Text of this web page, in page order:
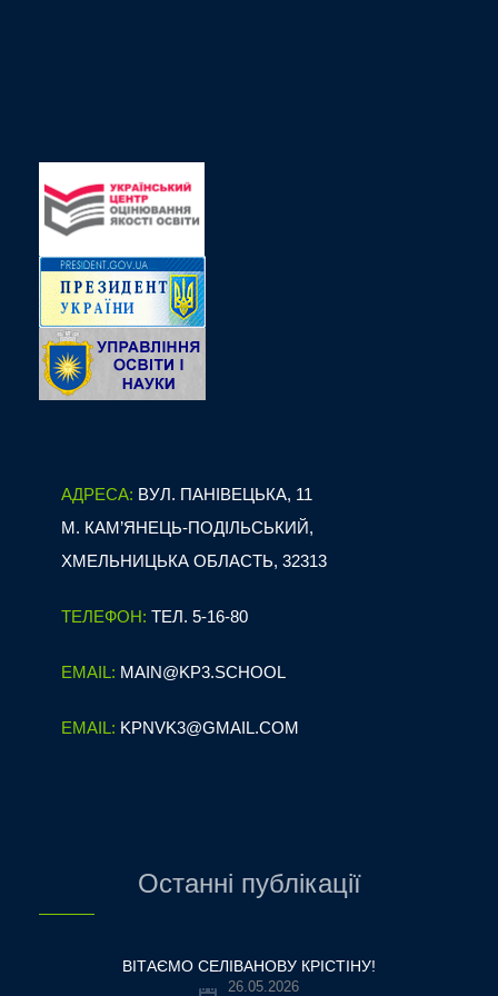
АДРЕСА: ВУЛ. ПАНІВЕЦЬКА, 11
М. КАМ’ЯНЕЦЬ-ПОДІЛЬСЬКИЙ,
ХМЕЛЬНИЦЬКА ОБЛАСТЬ, 32313
ТЕЛЕФОН: ТЕЛ. 5-16-80
EMAIL: MAIN@KP3.SCHOOL
EMAIL: KPNVK3@GMAIL.COM
Останні публікації
ВІТАЄМО СЕЛІВАНОВУ КРІСТІНУ!
26.05.2026